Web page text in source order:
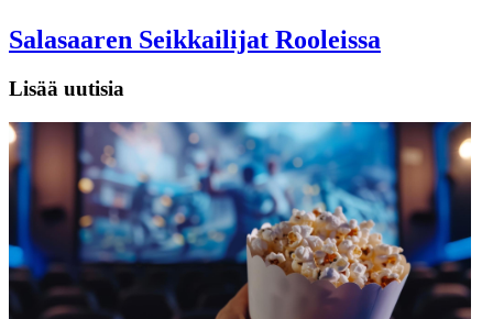
Salasaaren Seikkailijat Rooleissa
Lisää uutisia